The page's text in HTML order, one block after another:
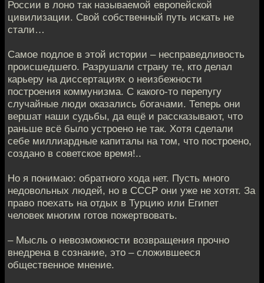
России в лоно так называемой европейской
цивилизации. Свой собственный путь искать не
стали…
Самое подлое в этой истории – несправедливость
происшедшего. Разрушали страну те, кто делал
карьеру на диссертациях о неизбежности
построения коммунизма. С какого-то перепугу
случайные люди оказались богачами. Теперь они
вершат наши судьбы, да ещё и рассказывают, что
раньше всё было устроено не так. Хотя сделали
себе миллиардные капиталы на том, что построено,
создано в советское время!..
Но я понимаю: обратного хода нет. Пусть много
недовольных людей, но в СССР они уже не хотят. За
право поехать на отдых в Турцию или Египет
человек многим готов пожертвовать.
– Мысль о невозможности возвращения прочно
внедрена в сознание, это – сложившееся
общественное мнение.